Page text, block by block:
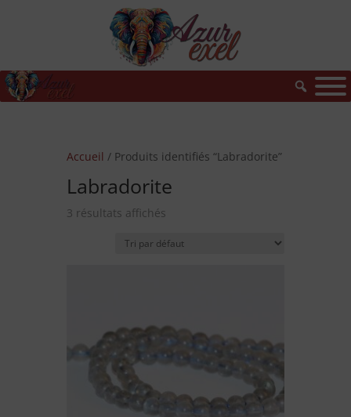
Accueil / Produits identifiés “Labradorite”
Labradorite
3 résultats affichés